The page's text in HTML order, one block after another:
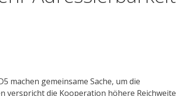
machen gemeinsame Sache, um die
verspricht die Kooperation höhere Reichweite